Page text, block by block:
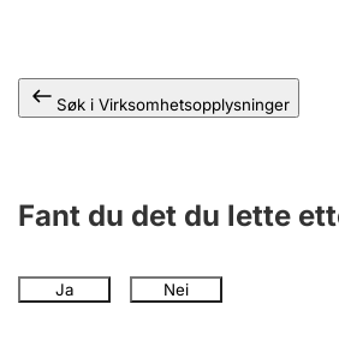
Søk i Virksomhetsopplysninger
Fant du det du lette
Ja Nei